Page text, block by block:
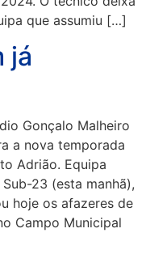
que assumiu […]
já
Gonçalo Malheiro
a nova temporada
Adrião. Equipa
23 (esta manhã),
hoje os afazeres de
Campo Municipal